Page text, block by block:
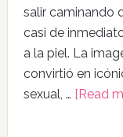
salir caminando
casi de
a la piel. La
convirtió en
sexual, … [Read